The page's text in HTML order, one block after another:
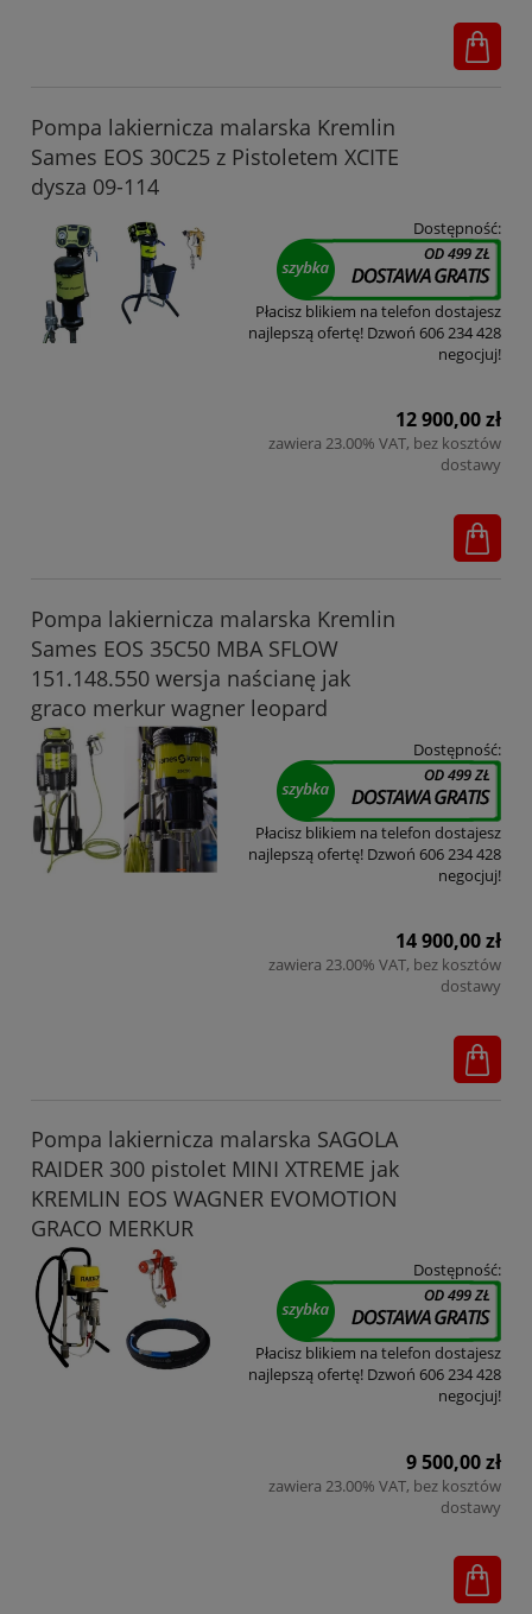
Pompa lakiernicza malarska Kremlin
Sames EOS 30C25 z Pistoletem XCITE
dysza 09-114
Dostępność:
Płacisz blikiem na telefon dostajesz
najlepszą ofertę! Dzwoń 606 234 428
negocjuj!
12 900,00 zł
zawiera 23.00% VAT, bez kosztów
dostawy
Pompa lakiernicza malarska Kremlin
Sames EOS 35C50 MBA SFLOW
151.148.550 wersja naścianę jak
graco merkur wagner leopard
Dostępność:
Płacisz blikiem na telefon dostajesz
najlepszą ofertę! Dzwoń 606 234 428
negocjuj!
14 900,00 zł
zawiera 23.00% VAT, bez kosztów
dostawy
Pompa lakiernicza malarska SAGOLA
RAIDER 300 pistolet MINI XTREME jak
KREMLIN EOS WAGNER EVOMOTION
GRACO MERKUR
Dostępność:
Płacisz blikiem na telefon dostajesz
najlepszą ofertę! Dzwoń 606 234 428
negocjuj!
9 500,00 zł
zawiera 23.00% VAT, bez kosztów
dostawy